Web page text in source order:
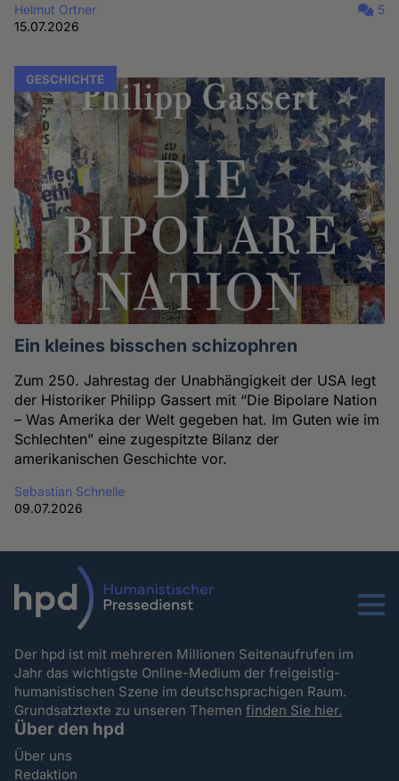
Helmut Ortner
15.07.2026
5
GESCHICHTE
Ein kleines bisschen schizophren
Zum 250. Jahrestag der Unabhängigkeit der USA legt
der Historiker Philipp Gassert mit “Die Bipolare Nation
– Was Amerika der Welt gegeben hat. Im Guten wie im
Schlechten” eine zugespitzte Bilanz der
amerikanischen Geschichte vor.
Sebastian Schnelle
09.07.2026
Menu
Der hpd ist mit mehreren Millionen Seitenaufrufen im
Jahr das wichtigste Online-Medium der freigeistig-
humanistischen Szene im deutschsprachigen Raum.
Grundsatztexte zu unseren Themenfinden Sie hier.
Über den hpd
Über uns
Redaktion